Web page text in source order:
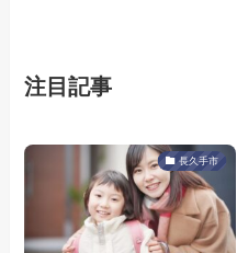
注目記事
長久手市